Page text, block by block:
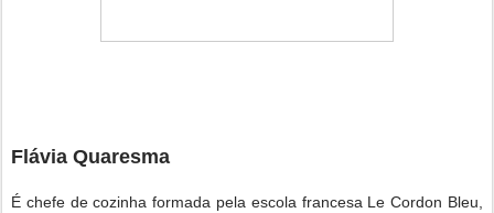
Flávia Quaresma
É chefe de cozinha formada pela escola francesa Le Cordon Bleu,